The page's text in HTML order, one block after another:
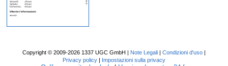
Copyright © 2009-2026 1337 UGC GmbH | Note Legali| Condizioni d'uso|
Privacy policy| Impostazioni sulla privacy